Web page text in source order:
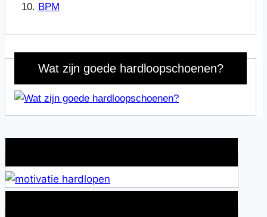
BPM
Wat zijn goede hardloopschoenen?